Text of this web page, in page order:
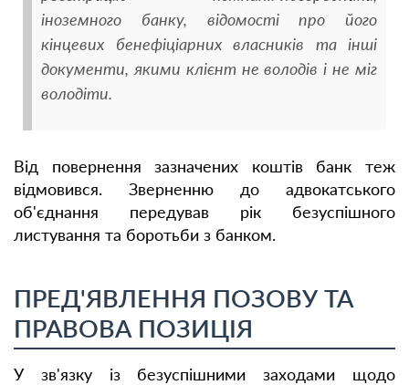
іноземного банку, відомості про його
кінцевих бенефіціарних власників та інші
документи, якими клієнт не володів і не міг
володіти.
Від повернення зазначених коштів банк теж
відмовився. Зверненню до адвокатського
об'єднання передував рік безуспішного
листування та боротьби з банком.
ПРЕД'ЯВЛЕННЯ ПОЗОВУ ТА
ПРАВОВА ПОЗИЦІЯ
У зв'язку із безуспішними заходами щодо